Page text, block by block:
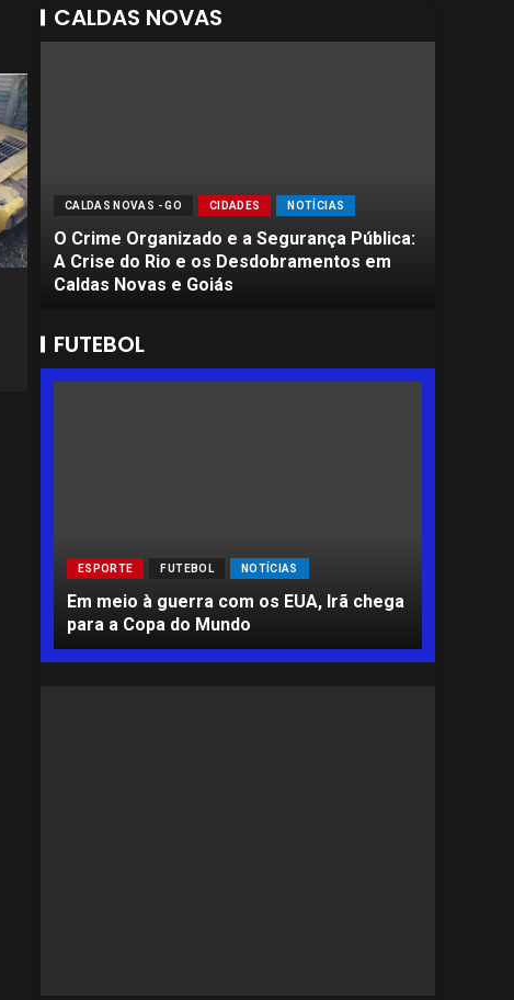
CALDAS NOVAS
CALDAS NOVAS - GO CIDADES NOTÍCIAS
O Crime Organizado e a Segurança Pública:
A Crise do Rio e os Desdobramentos em
Caldas Novas e Goiás
FUTEBOL
ESPORTE FUTEBOL NOTÍCIAS
Em meio à guerra com os EUA, Irã chega
para a Copa do Mundo